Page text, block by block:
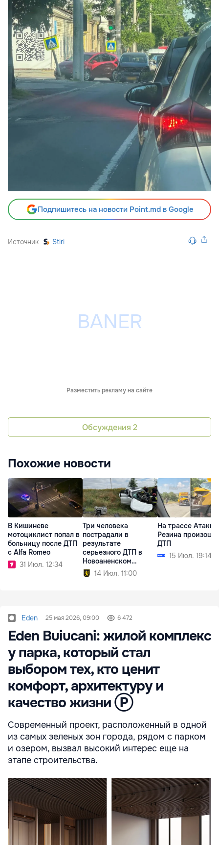
Подпишитесь на новости Point.md в Google
Источник Stiri
Разместить рекламу на сайте
Обсуждения 2
Похожие новости
В Кишиневе
мотоциклист попал в
больницу после ДТП
с Alfa Romeo
31 Июл. 12:34
Три человека
пострадали в
результате
серьезного ДТП в
Новоаненском
районе14 Июл. 11:00
На трассе Атаки—
Резина
ДТП
15 Июл. 19:14
Eden 25 мая 2026, 09:00 6 472
Eden Buiucani: жилой комплекс
у парка, который стал
выбором тех, кто ценит
комфорт, архитектуру и
качество жизни Ⓟ
Современный проект, расположенный в одной
из самых зеленых зон города, рядом с парком
и озером, вызвал высокий интерес еще на
этапе строительства.